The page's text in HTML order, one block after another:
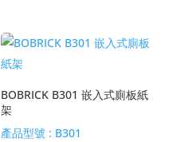
BOBRICK B301 嵌入式廁板紙
架
產品型號 : B301